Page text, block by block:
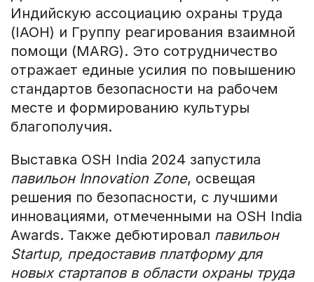
Индийскую ассоциацию охраны труда
(IAOH) и Группу реагирования взаимной
помощи (MARG). Это сотрудничество
отражает единые усилия по повышению
стандартов безопасности на рабочем
месте и формированию культуры
благополучия.
Выставка OSH India 2024 запустила
павильон Innovation Zone, освещая
решения по безопасности, с лучшими
инновациями, отмеченными на OSH India
Awards. Также дебютировал павильон
Startup, предоставив платформу для
новых стартапов в области охраны труда